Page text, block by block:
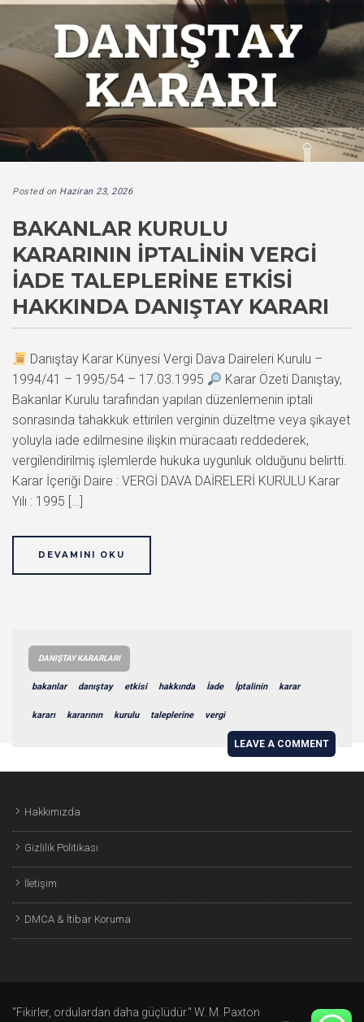
Posted on Haziran 23, 2026
BAKANLAR KURULU
KARARININ İPTALININ VERGI
İADE TALEPLERINE ETKISI
HAKKINDA DANIŞTAY KARARI
Danıştay Karar Künyesi Vergi Dava Daireleri Kurulu –
1994/41 – 1995/54 – 17.03.1995
Karar Özeti Danıştay,
Bakanlar Kurulu tarafından yapılan düzenlemenin iptali
sonrasında tahakkuk ettirilen verginin düzeltme veya şikayet
yoluyla iade edilmesine ilişkin müracaatı reddederek,
vergilendirilmiş işlemlerde hukuka uygunluk olduğunu belirtti.
Karar İçeriği Daire : VERGİ DAVA DAİRELERİ KURULU Karar
Yılı : 1995 […]
DEVAMINI OKU
DANIŞTAY KARARLARI
bakanlar danıştay etkisi hakkında İade İptalinin karar
kararı kararının kurulu taleplerine vergi
LEAVE A COMMENT
Hakkımızda
Gizlilik Politikası
İletişim
DMCA & İtibar Koruma
"Fikirler, ordulardan daha güçlüdür." W. M. Paxton